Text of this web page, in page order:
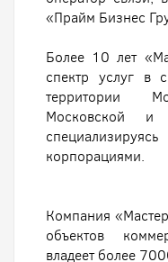
«Прайм Бизнес
Более 10 лет
спектр услуг в
территории
Московской и
корпорациями.
Компания
объектов
владеет более